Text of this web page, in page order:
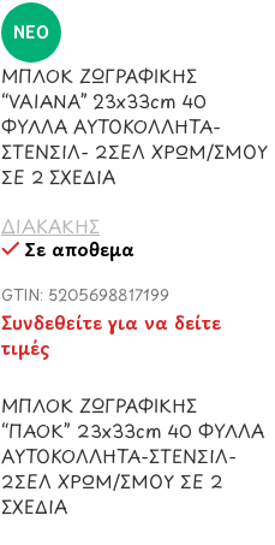
ΝΈΟ
ΜΠΛΟΚ ΖΩΓΡΑΦΙΚΗΣ
“VAIANA” 23x33cm 40
ΦΥΛΛΑ ΑΥΤΟΚΟΛΛΗΤΑ-
ΣΤΕΝΣΙΛ- 2ΣΕΛ ΧΡΩΜ/ΣΜΟΥ
ΣΕ 2 ΣΧΕΔΙΑ
ΔΙΑΚΑΚΗΣ
Σε απόθεμα
GTIN: 5205698817199
Συνδεθείτε για να δείτε
τιμές
ΜΠΛΟΚ ΖΩΓΡΑΦΙΚΗΣ
“ΠΑΟΚ” 23x33cm 40 ΦΥΛΛΑ
ΑΥΤΟΚΟΛΛΗΤΑ-ΣΤΕΝΣΙΛ-
2ΣΕΛ ΧΡΩΜ/ΣΜΟΥ ΣΕ 2
ΣΧΕΔΙΑ